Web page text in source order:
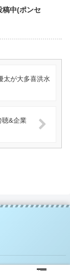
稿中(ポンセ
太が大多喜洪水
聴&企業